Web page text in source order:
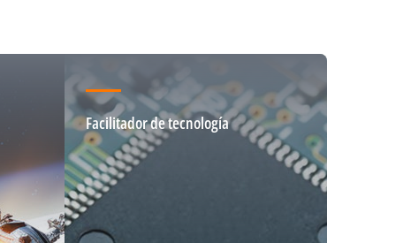
Facilitador de tecnología